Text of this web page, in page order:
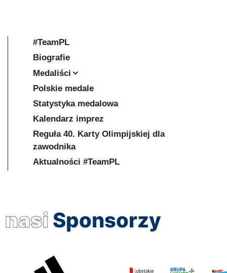
#TeamPL
Biografie
Medaliści
Polskie medale
Statystyka medalowa
Kalendarz imprez
Reguła 40. Karty Olimpijskiej dla
zawodnika
Aktualności #TeamPL
nasi Sponsorzy